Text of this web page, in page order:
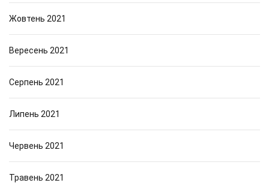
Жовтень 2021
Вересень 2021
Серпень 2021
Липень 2021
Червень 2021
Травень 2021